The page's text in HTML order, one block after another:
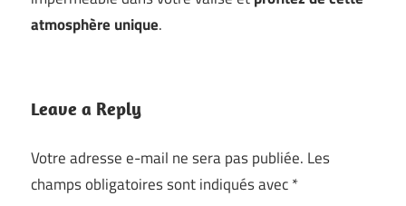
atmosphère unique.
Leave a Reply
Votre adresse e-mail ne sera pas publiée. Les
champs obligatoires sont indiqués avec*